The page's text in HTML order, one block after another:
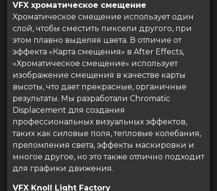
VFX хроматическое смещение
Хроматическое смещение использует один
слой, чтобы сместить пиксели другого, при
этом плавно выделяя цвета. В отличие от
эффекта «Карта смещения» в After Effects,
«Хроматическое смещение» использует
изображение смещения в качестве карты
высоты, что дает прекрасные, органичные
результаты. Мы разработали Chromatic
Displacement для создания
профессиональных визуальных эффектов,
таких как силовые поля, тепловые колебания,
преломления света, эффекты маскировки и
многое другое, но это также отлично подходит
для графики движения.
VFX Knoll Light Factory